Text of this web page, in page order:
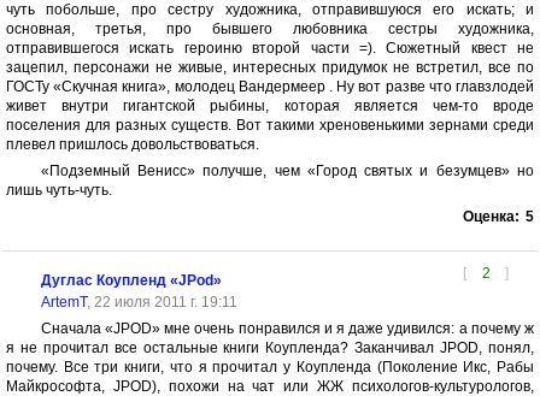
чуть побольше, про сестру художника, отправившуюся его искать; и
основная, третья, про бывшего любовника сестры художника,
отправившегося искать героиню второй части =). Сюжетный квест не
зацепил, персонажи не живые, интересных придумок не встретил, все по
ГОСТу «Скучная книга», молодец Вандермеер . Ну вот разве что главзлодей
живет внутри гигантской рыбины, которая является чем-то вроде
поселения для разных существ. Вот такими хреновенькими зернами среди
плевел пришлось довольствоваться.
«Подземный Венисс» получше, чем «Город святых и безумцев» но
лишь чуть-чуть.
Оценка: 5
[ 2 ]
Дуглас Коупленд «JPod»
ArtemT, 22 июля 2011 г. 19:11
Сначала «JPOD» мне очень понравился и я даже удивился: а почему ж
я не прочитал все остальные книги Коупленда? Заканчивал JPOD, понял,
почему. Все три книги, что я прочитал у Коупленда (Поколение Икс, Рабы
Майкрософта, JPOD), похожи на чат или ЖЖ психологов-культурологов,